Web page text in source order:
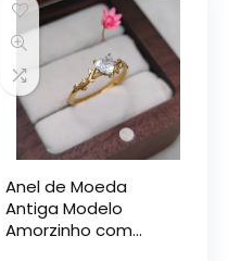
Anel de Moeda
Antiga Modelo
Amorzinho com